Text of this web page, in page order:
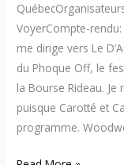
VoyerCompte-
me dirige vers Le
du Phoque Off, le
la Bourse Rideau. Je
puisque Carotté et
programme.